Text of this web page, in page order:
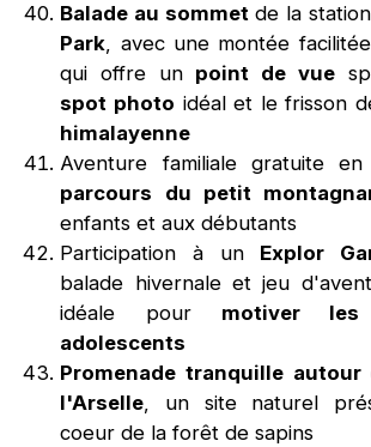
Balade au sommetde la
Park, avec une montée
qui offre un point de vue
spot photo idéal et le frisson
himalayenne
Aventure familiale gratuite
parcours du petit
enfants et aux débutants
Participation à un Explor
balade hivernale et jeu
idéale pour motiver
adolescents
Promenade tranquille
l'Arselle, un site naturel
coeur de la forêt de sapins